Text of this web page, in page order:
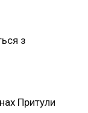
з
Притули